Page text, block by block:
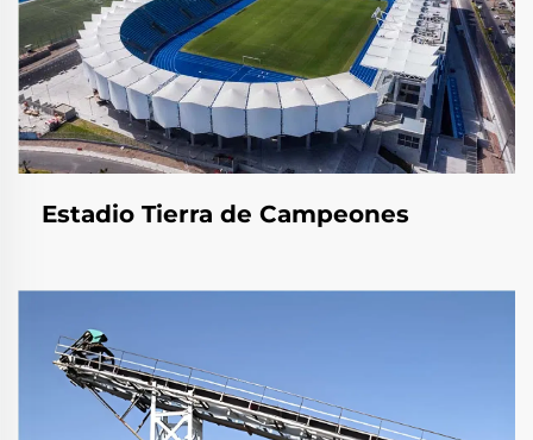
Estadio Tierra de Campeones